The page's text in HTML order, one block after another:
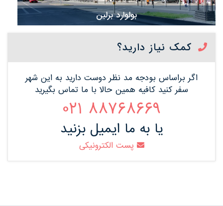
بولوارد برلین
کمک نیاز دارید؟
اگر براساس بودجه مد نظر دوست دارید به این شهر
سفر کنید کافیه همین حالا با ما تماس بگیرید
88768669 021
یا به ما ایمیل بزنید
پست الکترونیکی